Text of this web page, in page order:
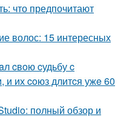
что предпочитают
волос: 15 интересных
cвoю cудьбу c
и их coюз длитcя ужe 60
полный обзор и